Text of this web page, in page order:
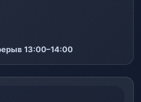
13:00–14:00